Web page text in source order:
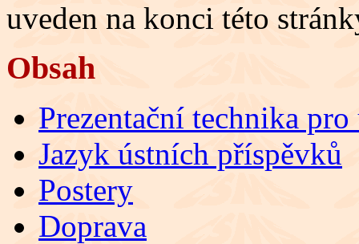
uveden na konci této
Obsah
Prezentační technika
Jazyk ústních příspěvků
Postery
Doprava